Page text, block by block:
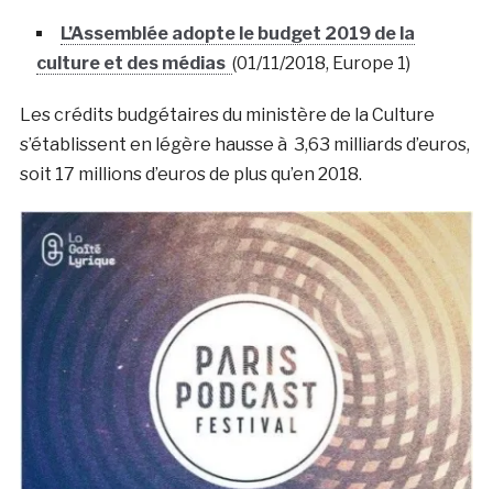
L’Assemblée adopte le budget 2019 de la
culture et des médias (01/11/2018, Europe 1)
Les crédits budgétaires du ministère de la Culture
s’établissent en légère hausse à 3,63 milliards d’euros,
soit 17 millions d’euros de plus qu’en 2018.